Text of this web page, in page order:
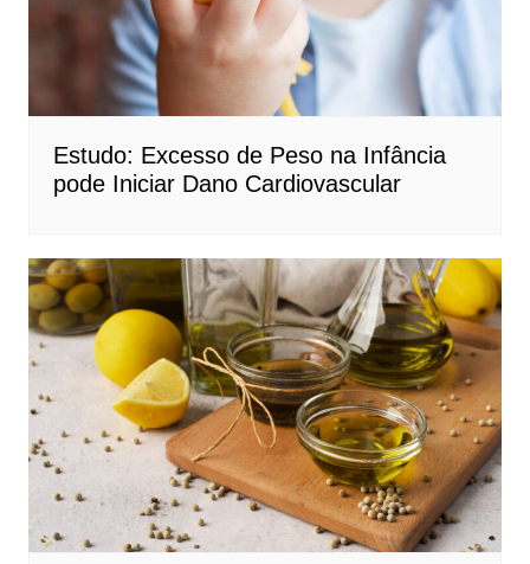
Estudo: Excesso de Peso na Infância
pode Iniciar Dano Cardiovascular